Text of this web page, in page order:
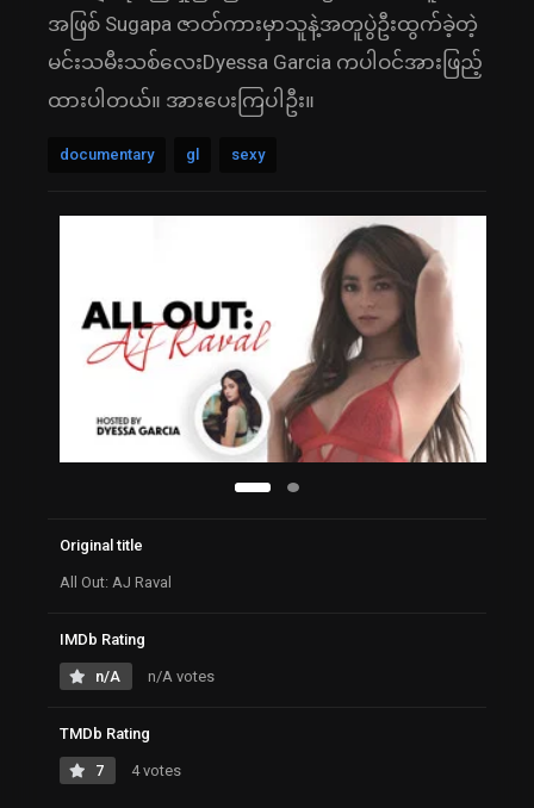
အဖြစ် Sugapa ဇာတ်ကားမှာသူနဲ့အတူပွဲဦးထွက်ခဲ့တဲ့
မင်းသမီးသစ်လေးDyessa Garcia ကပါဝင်အားဖြည့်
ထားပါတယ်။ အားပေးကြပါဦး။
documentary gl sexy
Original title
All Out: AJ Raval
IMDb Rating
n/A n/A votes
TMDb Rating
7 4 votes